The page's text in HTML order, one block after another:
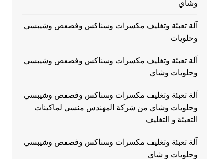
وشاي
آلة تعبئة وتغليف مكسرات وسناكس وفصفص وشيبسي
وحلويات
آلة تعبئة وتغليف مكسرات وسناكس وفصفص وشيبسي
وحلويات وشاي
آلة تعبئة وتغليف مكسرات وسناكس وفصفص وشيبسي
وحلويات وشاي من شركة المهندس منسي لماكينات
التعبئة و التغليف
آلة تعبئة وتغليف مكسرات وسناكس وفصفص وشيبسي
وحلويات و شاي